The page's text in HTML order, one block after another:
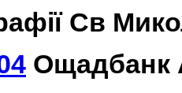
Св
Ощадбанк